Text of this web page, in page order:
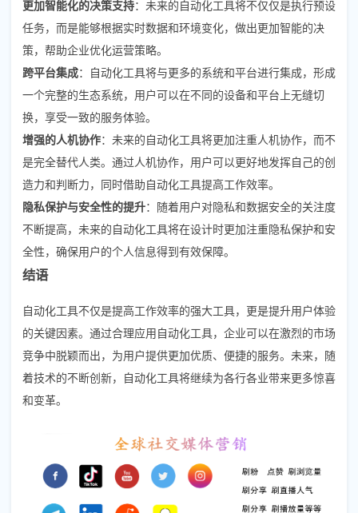
更加智能化的决策支持：未来的自动化工具将不仅仅是执行预设
任务，而是能够根据实时数据和环境变化，做出更加智能的决
策，帮助企业优化运营策略。
跨平台集成：自动化工具将与更多的系统和平台进行集成，形成
一个完整的生态系统，用户可以在不同的设备和平台上无缝切
换，享受一致的服务体验。
增强的人机协作：未来的自动化工具将更加注重人机协作，而不
是完全替代人类。通过人机协作，用户可以更好地发挥自己的创
造力和判断力，同时借助自动化工具提高工作效率。
隐私保护与安全性的提升：随着用户对隐私和数据安全的关注度
不断提高，未来的自动化工具将在设计时更加注重隐私保护和安
全性，确保用户的个人信息得到有效保障。
结语
自动化工具不仅是提高工作效率的强大工具，更是提升用户体验
的关键因素。通过合理应用自动化工具，企业可以在激烈的市场
竞争中脱颖而出，为用户提供更加优质、便捷的服务。未来，随
着技术的不断创新，自动化工具将继续为各行各业带来更多惊喜
和变革。